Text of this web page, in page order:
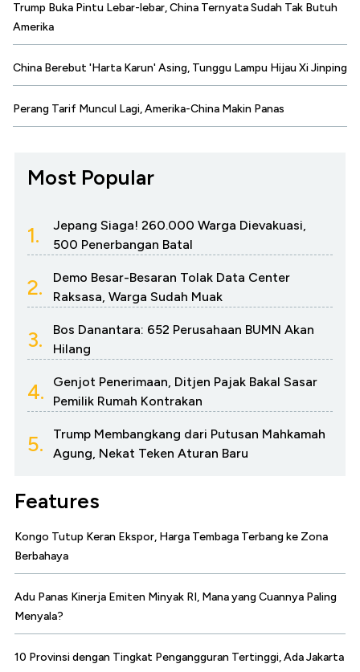
Trump Buka Pintu Lebar-lebar, China Ternyata Sudah Tak Butuh
Amerika
China Berebut 'Harta Karun' Asing, Tunggu Lampu Hijau Xi Jinping
Perang Tarif Muncul Lagi, Amerika-China Makin Panas
Most Popular
1.
Jepang Siaga! 260.000 Warga Dievakuasi,
500 Penerbangan Batal
2.
Demo Besar-Besaran Tolak Data Center
Raksasa, Warga Sudah Muak
3.
Bos Danantara: 652 Perusahaan BUMN Akan
Hilang
4.
Genjot Penerimaan, Ditjen Pajak Bakal Sasar
Pemilik Rumah Kontrakan
5.
Trump Membangkang dari Putusan Mahkamah
Agung, Nekat Teken Aturan Baru
Features
Kongo Tutup Keran Ekspor, Harga Tembaga Terbang ke Zona
Berbahaya
Adu Panas Kinerja Emiten Minyak RI, Mana yang Cuannya Paling
Menyala?
10 Provinsi dengan Tingkat Pengangguran Tertinggi, Ada Jakarta